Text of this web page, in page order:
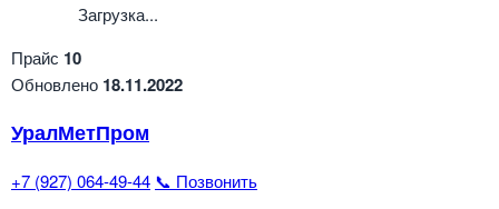
Загрузка...
Прайс 10
Обновлено 18.11.2022
УралМетПром
+7 (927) 064-49-44 📞 Позвонить